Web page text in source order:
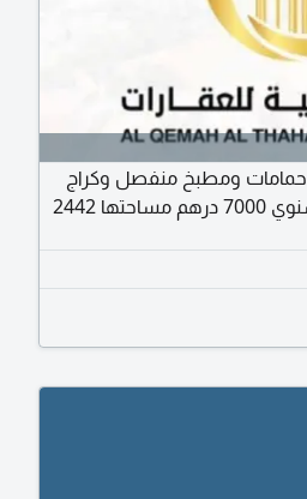
فيلا في الشهباء طابق واحد 5 غرف و4 حمامات ومطبخ منفصل وكراج
سيارة كبير مغطاة بمظلة مؤجر بعقد سنوي 7000 درهم مساحتها 2442